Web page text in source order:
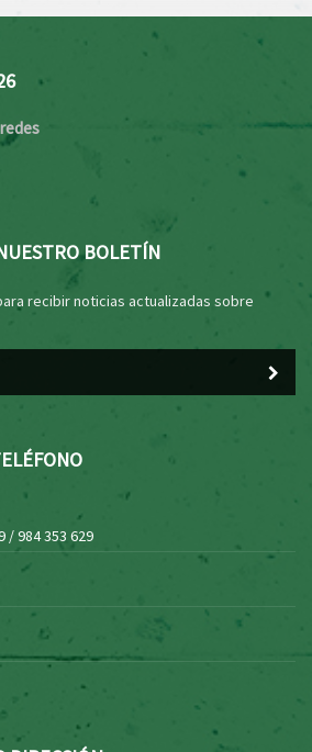
BOLETÍN
recibir noticias actualizadas sobre
/ 984 353 629